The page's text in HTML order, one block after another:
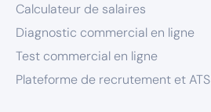
Calculateur de salaires
Diagnostic commercial en ligne
Test commercial en ligne
Plateforme de recrutement et ATS